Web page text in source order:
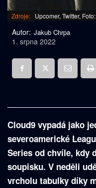
Zdroje: Upcomer, Twitter,
Autor: Jakub Chrpa
1. srpna 2022
Cloud9 vypadá jako
severoamerické
Series od chvíle, kdy
soupisku. V neděli
vrcholu tabulky díky